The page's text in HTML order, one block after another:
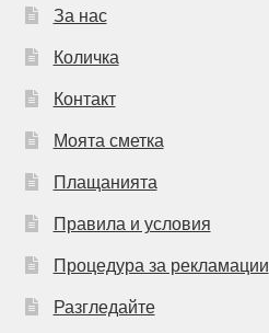
За нас
Количка
Контакт
Моята сметка
Плащанията
Правила и условия
Процедура за рекламации
Разгледайте